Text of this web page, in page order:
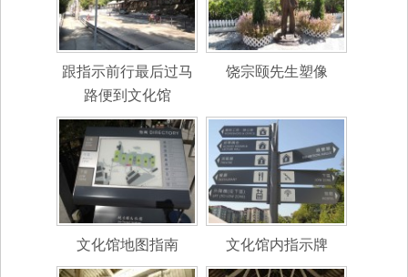
跟指示前行最后过马
路便到文化馆
饶宗颐先生塑像
文化馆地图指南 文化馆内指示牌